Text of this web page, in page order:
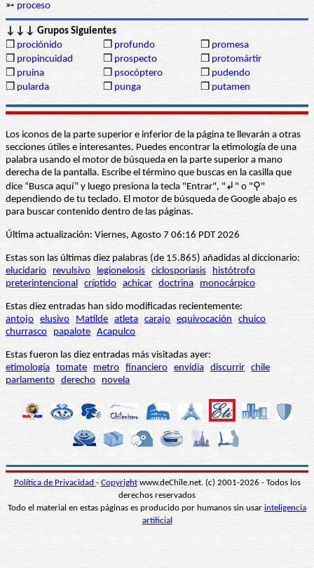
➳ proceso
↓↓↓ Grupos Siguientes
❒ prociónido ❒ profundo ❒ promesa
❒ propincuidad ❒ prospecto ❒ protomártir
❒ pruina ❒ psocóptero ❒ pudendo
❒ pularda ❒ punga ❒ putamen
Los iconos de la parte superior e inferior de la página te llevarán a otras
secciones útiles e interesantes. Puedes encontrar la etimología de una
palabra usando el motor de búsqueda en la parte superior a mano
derecha de la pantalla. Escribe el término que buscas en la casilla que
dice “Busca aquí” y luego presiona la tecla "Entrar", "↲" o "⚲"
dependiendo de tu teclado. El motor de búsqueda de Google abajo es
para buscar contenido dentro de las páginas.
Última actualización: Viernes, Agosto 7 06:16 PDT 2026
Estas son las últimas diez palabras (de 15.865) añadidas al diccionario:
elucidario
revulsivo legionelosis ciclosporiasis
histótrofo
preterintencional críptido achicar doctrina monocárpico
Estas diez entradas han sido modificadas recientemente:
antojo elusivo Matilde atleta carajo equivocación
chuico
churrasco
papalote Acapulco
Estas fueron las diez entradas más visitadas ayer:
etimología tomate metro financiero envidia discurrir chile
parlamento derecho novela
Política de Privacidad - Copyrightwww.deChile.net. (c) 2001-2026 - Todos los
derechos reservados
Todo el material en estas páginas es producido por humanos sin usar inteligencia
artificial